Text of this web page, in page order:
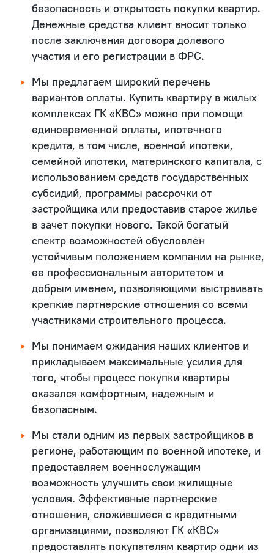
безопасность и открытость покупки квартир.
Денежные средства клиент вносит только
после заключения договора долевого
участия и его регистрации в ФРС.
Мы предлагаем широкий перечень
вариантов оплаты. Купить квартиру в жилых
комплексах ГК «КВС» можно при помощи
единовременной оплаты, ипотечного
кредита, в том числе, военной ипотеки,
семейной ипотеки, материнского капитала, с
использованием средств государственных
субсидий, программы рассрочки от
застройщика или предоставив старое жилье
в зачет покупки нового. Такой богатый
спектр возможностей обусловлен
устойчивым положением компании на рынке,
ее профессиональным авторитетом и
добрым именем, позволяющими выстраивать
крепкие партнерские отношения со всеми
участниками строительного процесса.
Мы понимаем ожидания наших клиентов и
прикладываем максимальные усилия для
того, чтобы процесс покупки квартиры
оказался комфортным, надежным и
безопасным.
Мы стали одним из первых застройщиков в
регионе, работающим по военной ипотеке, и
предоставляем военнослужащим
возможность улучшить свои жилищные
условия. Эффективные партнерские
отношения, сложившиеся с кредитными
организациями, позволяют ГК «КВС»
предоставлять покупателям квартир одни из